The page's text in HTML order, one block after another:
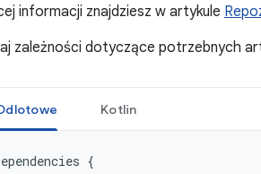
informacji znajdziesz w artykule
zależności dotyczące potrzebnych
Kotlin
{